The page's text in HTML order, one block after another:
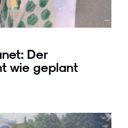
Der
wie geplant